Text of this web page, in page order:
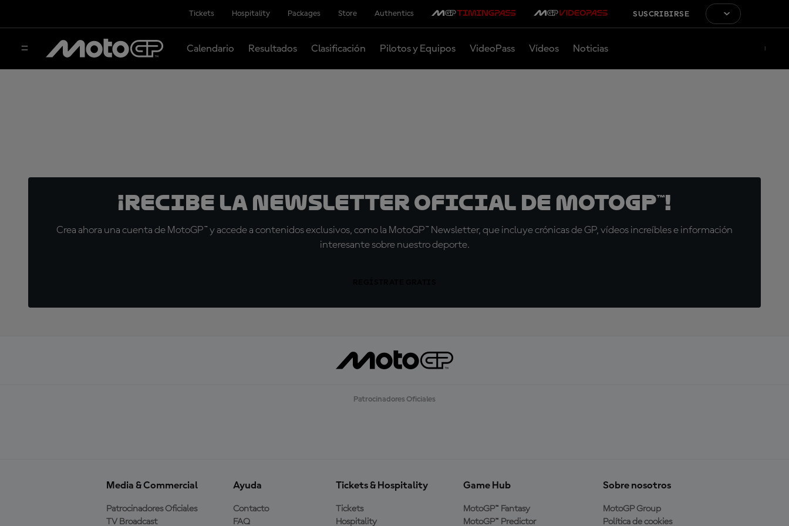
Tickets Hospitality Packages Store Authentics SUSCRIBIRSE
Calendario Resultados Clasificación Pilotos y Equipos VideoPass Vídeos Noticias
¡Recibe la Newsletter oficial de MotoGP™!
Crea ahora una cuenta de MotoGP™ y accede a contenidos exclusivos, como la MotoGP™ Newsletter, que incluye crónicas de GP, vídeos increíbles e información
interesante sobre nuestro deporte.
Patrocinadores Oficiales
Media & Commercial
Patrocinadores Oficiales
TV Broadcast
Ayuda
Contacto
FAQ
Tickets & Hospitality
Tickets
Hospitality
Game Hub
MotoGP™ Fantasy
MotoGP™ Predictor
Sobre nosotros
MotoGP Group
Política de cookies